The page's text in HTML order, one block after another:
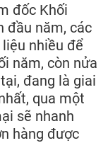
đốc Khối
đầu năm, các
nhiều để
năm, còn nửa
đang là giai
qua một
sẽ nhanh
hàng được